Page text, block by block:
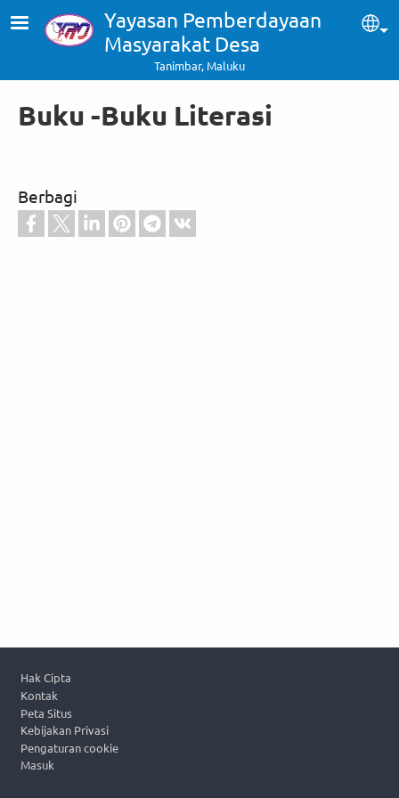
Skip to main contentYayasan Pemberdayaan
Masyarakat Desa
Tanimbar, Maluku
Buku -Buku Literasi
Berbagi
Hak Cipta
Kontak
Peta Situs
Kebijakan Privasi
Pengaturan cookie
Masuk